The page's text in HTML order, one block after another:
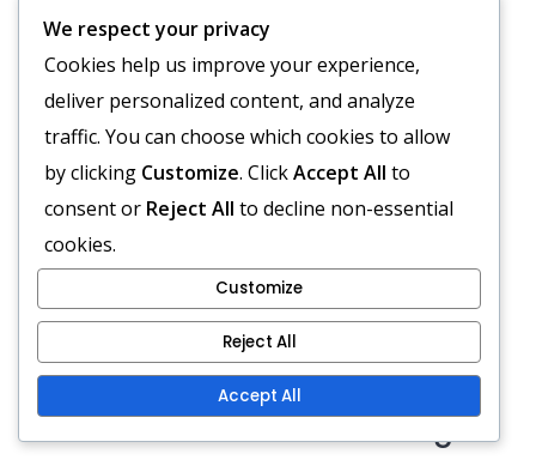
backformationen för
tränare?
Den ensamma backformationen erbjuder tränare
en mångsidig offensiv strategi som betonar
avstånd, blockeringsscheman och
anpassningsbarhet till olika spelsituationer. Denna
formation möjliggör effektiva löp- och
passningsspel, vilket gör den till ett värdefullt
verktyg för offensiva koordinatorer.
Insikter om offensiv strategi
We respect your privacy
Cookies help us improve your experience,
deliver personalized content, and analyze
traffic. You can choose which cookies to allow
by clicking Customize. ClickAccept All to
consent or Reject All to decline non-essential
cookies.
Customize
Reject All
Accept All